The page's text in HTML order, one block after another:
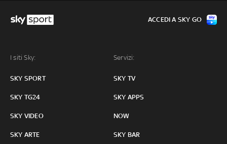
I siti Sky:
SKY SPORT
SKY TG24
SKY VIDEO
SKY ARTE
Servizi:
SKY TV
SKY APPS
NOW
SKY BAR
ACCEDI A SKY GO